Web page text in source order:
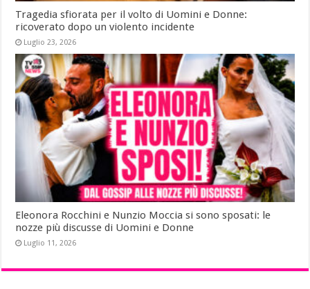
Tragedia sfiorata per il volto di Uomini e Donne:
ricoverato dopo un violento incidente
Luglio 23, 2026
Eleonora Rocchini e Nunzio Moccia si sono sposati: le
nozze più discusse di Uomini e Donne
Luglio 11, 2026